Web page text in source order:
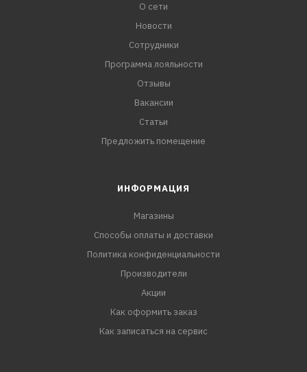
О сети
Новости
Сотрудники
Программа лояльности
Отзывы
Вакансии
Статьи
Предложить помещение
ИНФОРМАЦИЯ
Магазины
Способы оплаты и доставки
Политика конфиденциальности
Производители
Акции
Как оформить заказ
Как записаться на сервис